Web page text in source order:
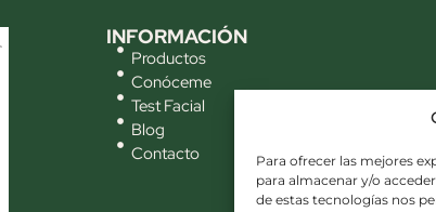
Para ofrecer las mejores
para almacenar y/o
de estas tecnologías nos
INFORMACIÓN
Productos
Conóceme
Test Facial
Blog
Contacto